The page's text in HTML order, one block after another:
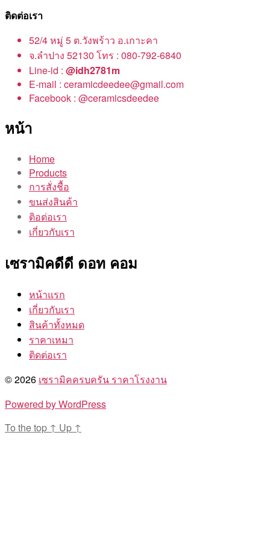
ติดต่อเรา
52/4 หมู่ 5 ต.วังพร้าว อ.เกาะคา
จ.ลำปาง 52130 โทร : 080-792-6840
Line-id : @idh2781m
E-mail : ceramicdeedee@gmail.com
Facebook : @ceramicsdeedee
หน้า
Home
Products
การสั่งชื้อ
ขนส่งสินค้า
ติอต่อเรา
เกี่ยวกับเรา
เซรามิคดีดี ดอท คอม
หน้าแรก
เกี่ยวกับเรา
สินค้าทั้งหมด
ราคาเหมา
ติดต่อเรา
© 2026 เซรามิคครบครัน ราคาโรงงาน
Powered by WordPress
To the top ↑ Up ↑